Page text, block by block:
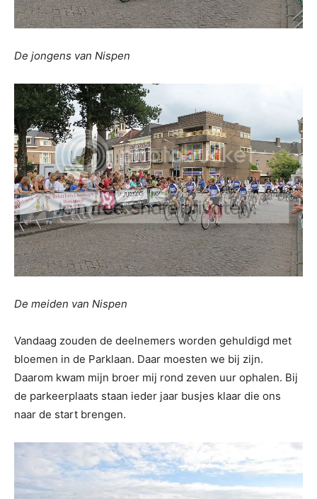
De jongens van Nispen
De meiden van Nispen
Vandaag zouden de deelnemers worden gehuldigd met
bloemen in de Parklaan. Daar moesten we bij zijn.
Daarom kwam mijn broer mij rond zeven uur ophalen. Bij
de parkeerplaats staan ieder jaar busjes klaar die ons
naar de start brengen.